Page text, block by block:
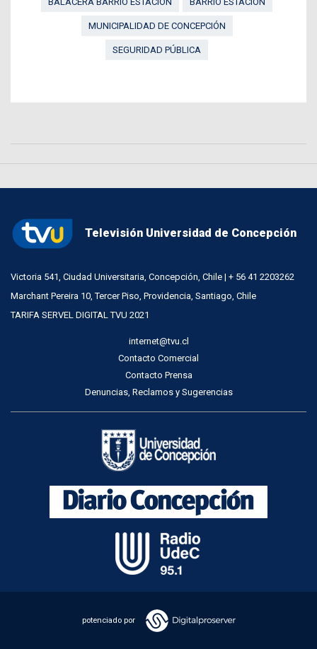
MUNICIPALIDAD DE CONCEPCIÓN
SEGURIDAD PÚBLICA
Televisión Universidad de Concepción
Victoria 541, Ciudad Universitaria, Concepción, Chile | + 56 41 2203262
Marchant Pereira 10, Tercer Piso, Providencia, Santiago, Chile
TARIFA SERVEL DIGITAL TVU 2021
internet@tvu.cl
Contacto Comercial
Contacto Prensa
Denuncias, Reclamos y Sugerencias
potenciado por